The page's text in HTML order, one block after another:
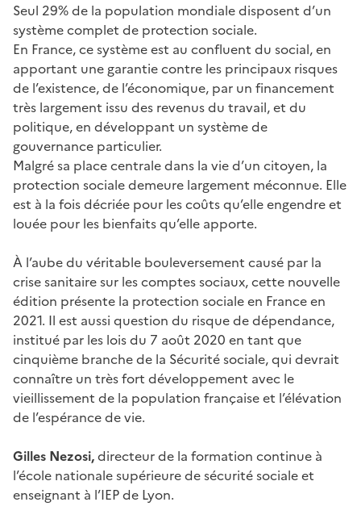
Seul 29% de la population mondiale disposent d’un
système complet de protection sociale.
En France, ce système est au confluent du social, en
apportant une garantie contre les principaux risques
de l’existence, de l’économique, par un financement
très largement issu des revenus du travail, et du
politique, en développant un système de
gouvernance particulier.
Malgré sa place centrale dans la vie d’un citoyen, la
protection sociale demeure largement méconnue. Elle
est à la fois décriée pour les coûts qu’elle engendre et
louée pour les bienfaits qu’elle apporte.
À l’aube du véritable bouleversement causé par la
crise sanitaire sur les comptes sociaux, cette nouvelle
édition présente la protection sociale en France en
2021. Il est aussi question du risque de dépendance,
institué par les lois du 7 août 2020 en tant que
cinquième branche de la Sécurité sociale, qui devrait
connaître un très fort développement avec le
vieillissement de la population française et l’élévation
de l’espérance de vie.
Gilles Nezosi,directeur de la formation continue à
l’école nationale supérieure de sécurité sociale et
enseignant à l’IEP de Lyon.